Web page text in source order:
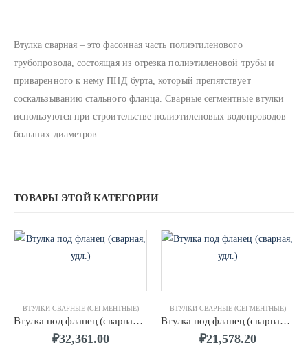
Втулка сварная – это фасонная часть полиэтиленового
трубопровода, состоящая из отрезка полиэтиленовой трубы и
приваренного к нему ПНД бурта, который препятствует
соскальзыванию стального фланца. Сварные сегментные втулки
используются при строительстве полиэтиленовых водопроводов
больших диаметров.
ТОВАРЫ ЭТОЙ КАТЕГОРИИ
ВТУЛКИ СВАРНЫЕ (СЕГМЕНТНЫЕ)
Втулка под фланец (сварная, удл.) д.0560 SDR11 ПЭ100
₽32,361.00
ВТУЛКИ СВАРНЫЕ (СЕГМЕНТНЫЕ)
Втулка под фланец (сварная, удл.) д.0450 SDR11 ПЭ100
₽21,578.20